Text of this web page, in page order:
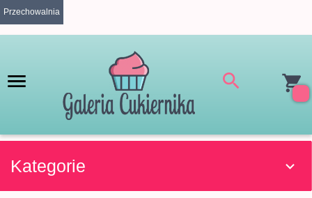
Przechowalnia
Kategorie